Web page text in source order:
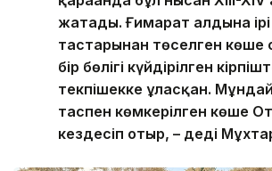
жатады. Ғимарат алдына
тастарынан төселген көше
бір бөлігі күйдірілген
текпішекке ұласқан.
таспен көмкерілген көше
кездесіп отыр, – деді